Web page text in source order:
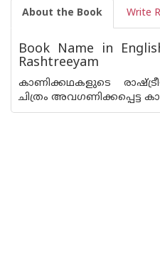
About the Book Write
Book Name in
Rashtreeyam
കാണിക്കഥകളുടെ
ചിത്രം അവഗണിക്കപ്പെട്ട